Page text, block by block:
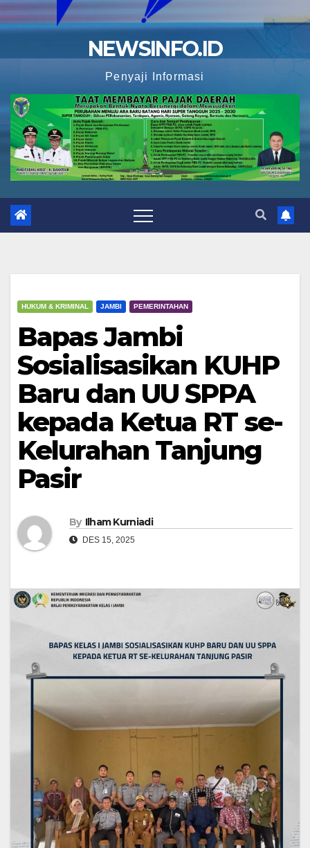
NEWSINFO.ID
Penyaji Informasi
HUKUM & KRIMINAL JAMBI PEMERINTAHAN
Bapas Jambi
Sosialisasikan KUHP
Baru dan UU SPPA
kepada Ketua RT se-
Kelurahan Tanjung
Pasir
By Ilham Kurniadi
DES 15, 2025